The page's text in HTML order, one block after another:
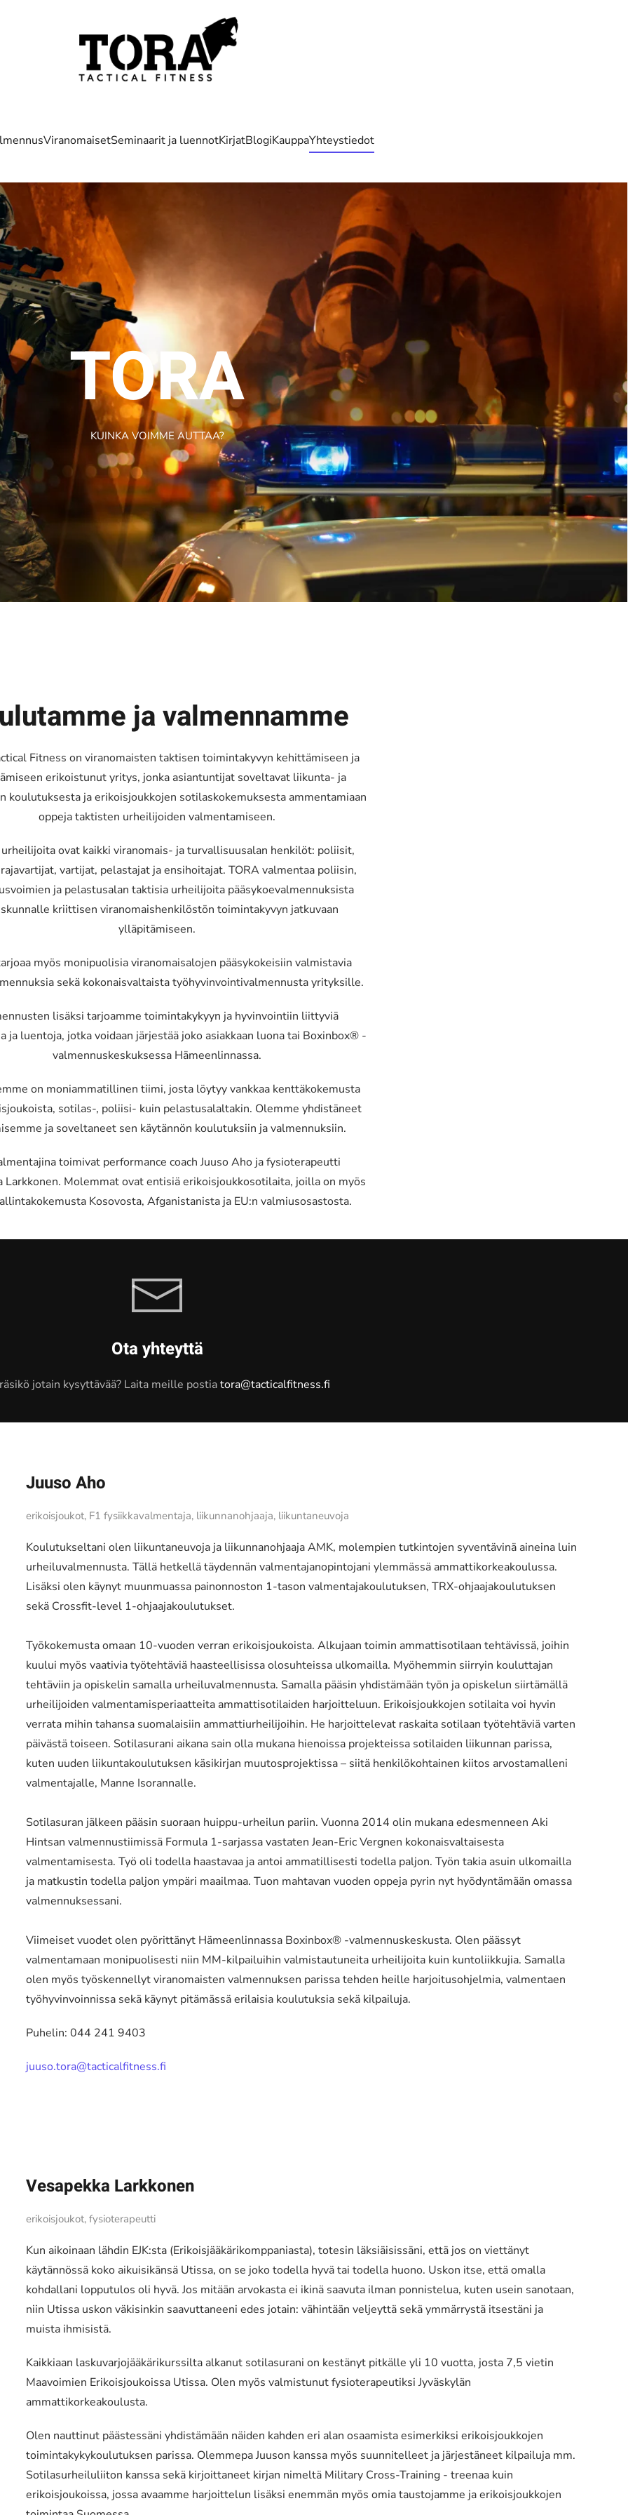
ViranomaisetSeminaarit ja luennotKirjatBlogiKauppaYhteystiedot
TORA
KUINKA VOIMME AUTTAA?
ja valmennamme
Fitness on viranomaisten taktisen toimintakyvyn kehittämiseen ja
erikoistunut yritys, jonka asiantuntijat soveltavat liikunta- ja
koulutuksesta ja erikoisjoukkojen sotilaskokemuksesta ammentamiaan
oppeja taktisten urheilijoiden valmentamiseen.
ovat kaikki viranomais- ja turvallisuusalan henkilöt: poliisit,
vartijat, pelastajat ja ensihoitajat. TORA valmentaa poliisin,
ja pelastusalan taktisia urheilijoita pääsykoevalmennuksista
kriittisen viranomaishenkilöstön toimintakyvyn jatkuvaan
ylläpitämiseen.
myös monipuolisia viranomaisalojen pääsykokeisiin valmistavia
sekä kokonaisvaltaista työhyvinvointivalmennusta yrityksille.
lisäksi tarjoamme toimintakykyyn ja hyvinvointiin liittyviä
ja luentoja, jotka voidaan järjestää joko asiakkaan luona tai Boxinbox® -
valmennuskeskuksessa Hämeenlinnassa.
on moniammatillinen tiimi, josta löytyy vankkaa kenttäkokemusta
sotilas-, poliisi- kuin pelastusalaltakin. Olemme yhdistäneet
ja soveltaneet sen käytännön koulutuksiin ja valmennuksiin.
toimivat performance coach Juuso Aho ja fysioterapeutti
Larkkonen. Molemmat ovat entisiä erikoisjoukkosotilaita, joilla on myös
Kosovosta, Afganistanista ja EU:n valmiusosastosta.
Ota yhteyttä
jotain kysyttävää? Laita meille postiatora@tacticalfitness.fi
Juuso Aho
erikoisjoukot, F1 fysiikkavalmentaja, liikunnanohjaaja, liikuntaneuvoja
Koulutukseltani olen liikuntaneuvoja ja liikunnanohjaaja AMK, molempien tutkintojen syventävinä aineina luin
urheiluvalmennusta. Tällä hetkellä täydennän valmentajanopintojani ylemmässä ammattikorkeakoulussa.
Lisäksi olen käynyt muunmuassa painonnoston 1-tason valmentajakoulutuksen, TRX-ohjaajakoulutuksen
sekä Crossfit-level 1-ohjaajakoulutukset.
Työkokemusta omaan 10-vuoden verran erikoisjoukoista. Alkujaan toimin ammattisotilaan tehtävissä, joihin
kuului myös vaativia työtehtäviä haasteellisissa olosuhteissa ulkomailla. Myöhemmin siirryin kouluttajan
tehtäviin ja opiskelin samalla urheiluvalmennusta. Samalla pääsin yhdistämään työn ja opiskelun siirtämällä
urheilijoiden valmentamisperiaatteita ammattisotilaiden harjoitteluun. Erikoisjoukkojen sotilaita voi hyvin
verrata mihin tahansa suomalaisiin ammattiurheilijoihin. He harjoittelevat raskaita sotilaan työtehtäviä varten
päivästä toiseen. Sotilasurani aikana sain olla mukana hienoissa projekteissa sotilaiden liikunnan parissa,
kuten uuden liikuntakoulutuksen käsikirjan muutosprojektissa – siitä henkilökohtainen kiitos arvostamalleni
valmentajalle, Manne Isorannalle.
Sotilasuran jälkeen pääsin suoraan huippu-urheilun pariin. Vuonna 2014 olin mukana edesmenneen Aki
Hintsan valmennustiimissä Formula 1-sarjassa vastaten Jean-Eric Vergnen kokonaisvaltaisesta
valmentamisesta. Työ oli todella haastavaa ja antoi ammatillisesti todella paljon. Työn takia asuin ulkomailla
ja matkustin todella paljon ympäri maailmaa. Tuon mahtavan vuoden oppeja pyrin nyt hyödyntämään omassa
valmennuksessani.
Viimeiset vuodet olen pyörittänyt Hämeenlinnassa Boxinbox® -valmennuskeskusta. Olen päässyt
valmentamaan monipuolisesti niin MM-kilpailuihin valmistautuneita urheilijoita kuin kuntoliikkujia. Samalla
olen myös työskennellyt viranomaisten valmennuksen parissa tehden heille harjoitusohjelmia, valmentaen
työhyvinvoinnissa sekä käynyt pitämässä erilaisia koulutuksia sekä kilpailuja.
Puhelin: 044 241 9403
juuso.tora@tacticalfitness.fi
Vesapekka Larkkonen
erikoisjoukot, fysioterapeutti
Kun aikoinaan lähdin EJK:sta (Erikoisjääkärikomppaniasta), totesin läksiäisissäni, että jos on viettänyt
käytännössä koko aikuisikänsä Utissa, on se joko todella hyvä tai todella huono. Uskon itse, että omalla
kohdallani lopputulos oli hyvä. Jos mitään arvokasta ei ikinä saavuta ilman ponnistelua, kuten usein sanotaan,
niin Utissa uskon väkisinkin saavuttaneeni edes jotain: vähintään veljeyttä sekä ymmärrystä itsestäni ja
muista ihmisistä.
Kaikkiaan laskuvarjojääkärikurssilta alkanut sotilasurani on kestänyt pitkälle yli 10 vuotta, josta 7,5 vietin
Maavoimien Erikoisjoukoissa Utissa. Olen myös valmistunut fysioterapeutiksi Jyväskylän
ammattikorkeakoulusta.
Olen nauttinut päästessäni yhdistämään näiden kahden eri alan osaamista esimerkiksi erikoisjoukkojen
toimintakykykoulutuksen parissa. Olemmepa Juuson kanssa myös suunnitelleet ja järjestäneet kilpailuja mm.
Sotilasurheiluliiton kanssa sekä kirjoittaneet kirjan nimeltä Military Cross-Training - treenaa kuin
erikoisjoukoissa, jossa avaamme harjoittelun lisäksi enemmän myös omia taustojamme ja erikoisjoukkojen